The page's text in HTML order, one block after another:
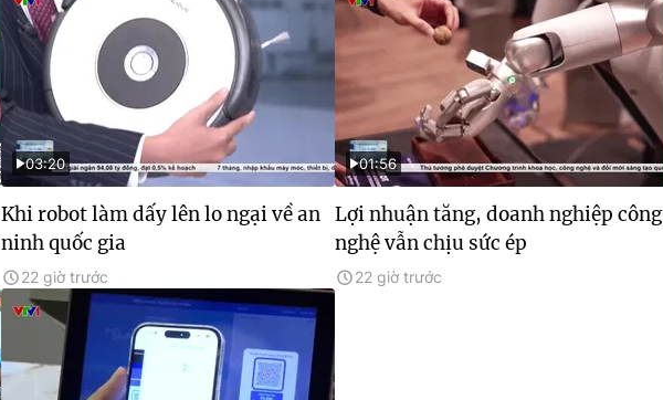
03:20
Khi robot làm dấy lên lo ngại về an
ninh quốc gia
22 giờ trước
01:56
Lợi nhuận tăng, doanh nghiệp công
nghệ vẫn chịu sức ép
22 giờ trước